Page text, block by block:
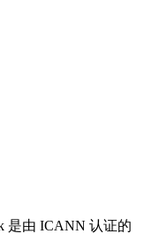
是由 ICANN 认证的